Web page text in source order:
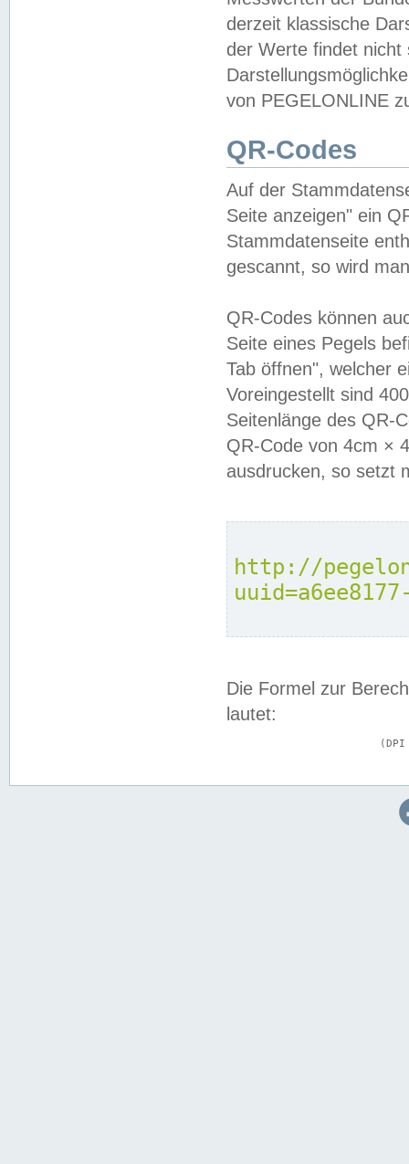
derzeit klassische
der Werte findet
von PEGELONLINE
QR-Codes
Auf der
Seite anzeigen" ein
Stammdatenseite
gescannt, so wird
QR-Codes können
Seite eines Pegels
Tab öffnen", welcher
Voreingestellt sind
Seitenlänge des QR-
QR-Code von 4cm ×
ausdrucken, so setzt
http://
Die Formel zur
lautet: